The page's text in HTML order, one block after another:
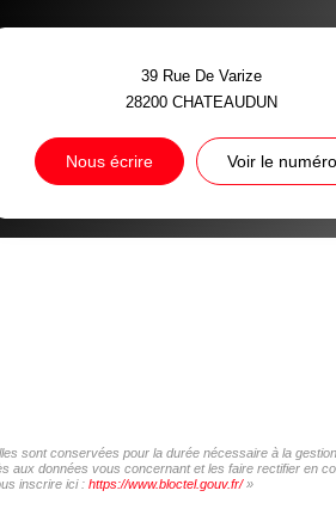
39 Rue De Varize
28200 CHATEAUDUN
Nous écrire Voir le numéro
sont conservées pour la durée nécessaire à la
données vous concernant et les faire rectifier en
inscrire ici : https://www.bloctel.gouv.fr/»